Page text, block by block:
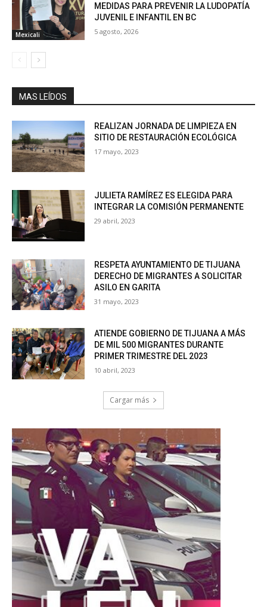
Mexicali
MEDIDAS PARA PREVENIR LA LUDOPATÍA
JUVENIL E INFANTIL EN BC
5 agosto, 2026
MAS LEÍDOS
REALIZAN JORNADA DE LIMPIEZA EN
SITIO DE RESTAURACIÓN ECOLÓGICA
17 mayo, 2023
JULIETA RAMÍREZ ES ELEGIDA PARA
INTEGRAR LA COMISIÓN PERMANENTE
29 abril, 2023
RESPETA AYUNTAMIENTO DE TIJUANA
DERECHO DE MIGRANTES A SOLICITAR
ASILO EN GARITA
31 mayo, 2023
ATIENDE GOBIERNO DE TIJUANA A MÁS
DE MIL 500 MIGRANTES DURANTE
PRIMER TRIMESTRE DEL 2023
10 abril, 2023
Cargar más